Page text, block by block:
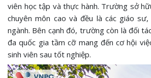
viên học tập và thực hành. Trường sở
chuyên môn cao và đều là các giáo
ngành. Bên cạnh đó, trường còn là đối
đa quốc gia tầm cỡ mang đến cơ hội
sinh viên sau tốt nghiệp.